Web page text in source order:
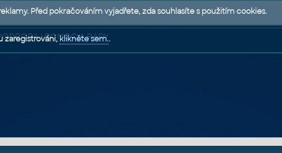
| POMOC A RADY
Před pokračováním vyjadřete, zda souhlasíte s použitím cookies.
zaregistrováni,klikněte sem..